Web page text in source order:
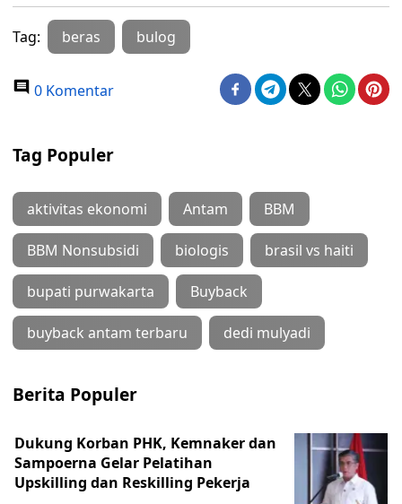
Tag: beras bulog
0 Komentar
Tag Populer
aktivitas ekonomi Antam BBM
BBM Nonsubsidi biologis brasil vs haiti
bupati purwakarta Buyback
buyback antam terbaru dedi mulyadi
Berita Populer
Dukung Korban PHK, Kemnaker dan
Sampoerna Gelar Pelatihan
Upskilling dan Reskilling Pekerja